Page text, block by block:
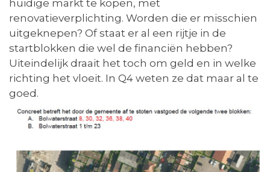
huidige markt te kopen, met
renovatieverplichting. Worden die er misschien
uitgeknepen? Of staat er al een rijtje in de
startblokken die wel de financiën hebben?
Uiteindelijk draait het toch om geld en in welke
richting het vloeit. In Q4 weten ze dat maar al te
goed.